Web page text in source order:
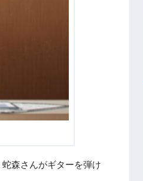
森さんがギターを弾け